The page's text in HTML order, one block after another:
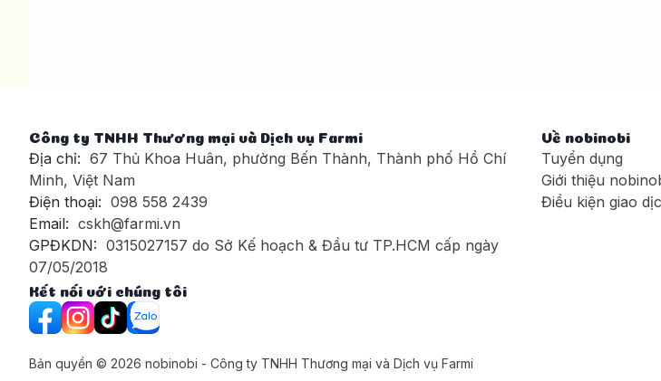
Công ty TNHH Thương mại và Dịch vụ Farmi
Địa chỉ: 67 Thủ Khoa Huân, phường Bến Thành, Thành phố Hồ Chí
Minh, Việt Nam
Điện thoại: 098 558 2439
Email: cskh@farmi.vn
GPĐKDN: 0315027157 do Sở Kế hoạch & Đầu tư TP.HCM cấp ngày
07/05/2018
Kết nối với chúng tôi
Về nobinobi
Tuyển dụng
Giới thiệu
Điều kiện giao
Bản quyền © 2026 nobinobi - Công ty TNHH Thương mại và Dịch vụ Farmi